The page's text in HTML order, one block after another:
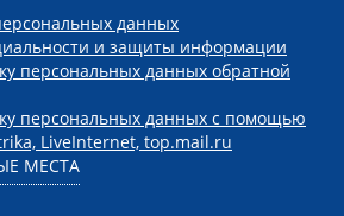
данных
и защиты информации
персональных данных обратной
персональных данных с помощью
LiveInternet, top.mail.ru
МЕСТА